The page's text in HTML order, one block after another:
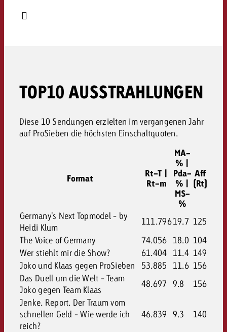
TOP10 AUSSTRAHLUNGEN
Diese 10 Sendungen erzielten im vergangenen Jahr
auf ProSieben die höchsten Einschaltquoten.
Format
Rt-T |
Rt-m
MA-
% |
Pda-
% |
MS-
%
Aff
(Rt)
Germany's Next Topmodel - by
Heidi Klum
111.79619.7 125
The Voice of Germany
74.056 18.0 104
Wer stiehlt mir die Show?
61.404 11.4 149
Joko und Klaas gegen ProSieben
53.885 11.6 156
Das Duell um die Welt - Team
Joko gegen Team Klaas
48.697 9.8
156
Jenke. Report. Der Traum vom
schnellen Geld - Wie werde ich
reich?
46.839 9.3 140